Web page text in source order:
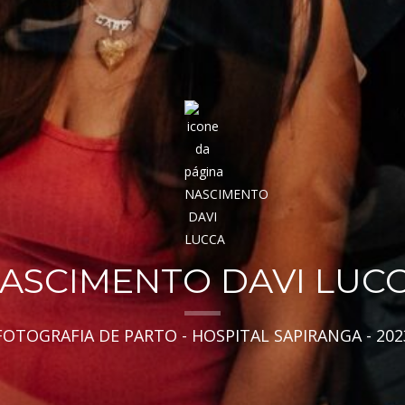
DAVI
DE PARTO - HOSPITAL SAPIRANGA -